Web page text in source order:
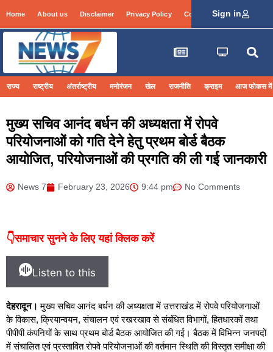
Home About us Disclaimer Privacy Policy Contact Info Login
Sign in
राज्य राष्ट्रीय अंतर्राष्ट्रीय मनोरंजन खेल राजनीति क्राइम आज फोकस में
मुख्य सचिव आनंद बर्धन की अध्यक्षता में रोपवे
परियोजनाओं को गति देने हेतु प्रथम बोर्ड बैठक
आयोजित, परियोजनाओं की प्रगति की ली गई जानकारी
News 7 February 23, 2026 9:44 pm No Comments
👇समाचार सुनने के लिए यहां क्लिक करें
Listen to this
देहरादून। मुख्य सचिव आनंद बर्धन की अध्यक्षता में उत्तराखंड में रोपवे परियोजनाओं
के विकास, क्रियान्वयन, संचालन एवं रखरखाव से संबंधित विभागों, हितधारकों तथा
पीपीपी कंपनियों के साथ प्रथम बोर्ड बैठक आयोजित की गई। बैठक में विभिन्न जनपदों
में संचालित एवं प्रस्तावित रोपवे परियोजनाओं की वर्तमान स्थिति की विस्तृत समीक्षा की